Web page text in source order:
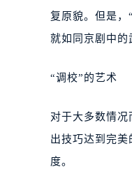
复原貌。但是，
就如同京剧中的
“调校”的艺术
对于大多数情
出技巧达到完
度。